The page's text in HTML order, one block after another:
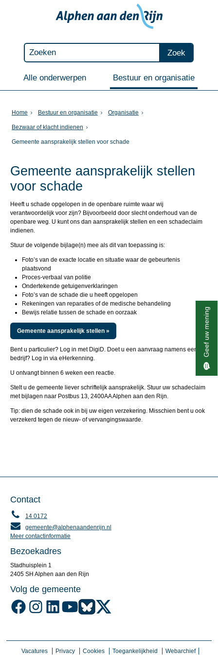
Zoek
Alle onderwerpen Bestuur en organisatie
Home Bestuur en organisatie Organisatie
Bezwaar of klacht indienen
Gemeente aansprakelijk stellen voor schade
Gemeente aansprakelijk stellen
voor schade
Heeft u schade opgelopen in de openbare ruimte waar wij
verantwoordelijk voor zijn? Bijvoorbeeld door slecht onderhoud van de
openbare weg. U kunt ons dan aansprakelijk stellen en een schadeclaim
indienen.
Stuur de volgende bijlage(n) mee als dit van toepassing is:
Foto’s van de exacte locatie en situatie waar de gebeurtenis
plaatsvond
Proces-verbaal van politie
Ondertekende getuigenverklaringen
Foto’s van de schade die u heeft opgelopen
Rekeningen van reparaties of de medische behandeling
Bewijs relatie tussen de schade en oorzaak
Gemeente aansprakelijk stellen »
Bent u particulier? Log in met DigiD. Doet u een aanvraag namens een
bedrijf? Log in via eHerkenning.
U ontvangt binnen 6 weken een reactie.
Stelt u de gemeente liever schriftelijk aansprakelijk. Stuur uw schadeclaim
met bijlagen naar Postbus 13, 2400AA Alphen aan den Rijn.
Tip: dien de schade ook in bij uw eigen verzekering. Misschien bent u ook
verzekerd tegen de nieuw- of vervangingswaarde.
Contact
14 0172
gemeente@alphenaandenrijn.nl
Meer contactinformatie
Bezoekadres
Stadhuisplein 1
2405 SH Alphen aan den Rijn
Volg de gemeente
Volg de gemeente Alphen aan den Rijn op Facebook
Volg de gemeente Alphen aan den Rijn op Instagram
Volg de gemeente Alphen aan den Rijn op LinkedIn
Volg de gemeente Alphen aan den Rijn op YouTube
Volg de gemeente Alphen aan den Rijn op
Vacatures Privacy Cookies Toegankelijkheid Webarchief
Geef uw mening